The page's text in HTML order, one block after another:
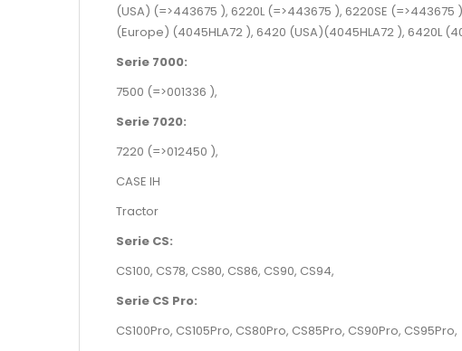
(USA) (=>443675 ), 6220L(=>443675 ), 6220SE (=>443675 )
(Europe) (4045HLA72 ), 6420 (USA)(4045HLA72 ), 6420L
Serie 7000:
7500 (=>001336 ),
Serie 7020:
7220 (=>012450 ),
CASE IH
Tractor
Serie CS:
CS100, CS78, CS80, CS86, CS90, CS94,
Serie CS Pro:
CS100Pro, CS105Pro, CS80Pro, CS85Pro, CS90Pro, CS95Pro,